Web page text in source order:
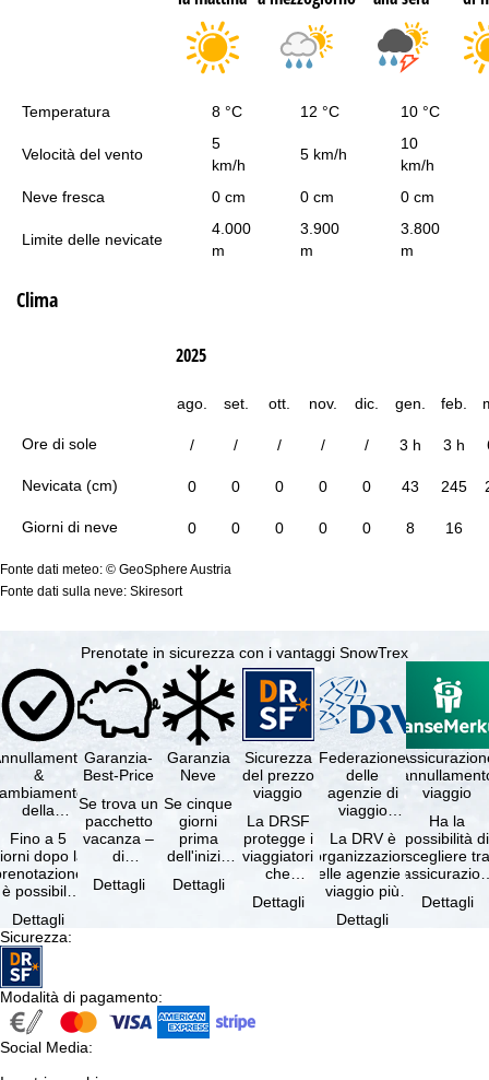
Temperatura 8 °C 12 °C 10 °C
Velocità del vento
5
km/h
5 km/h
10
km/h
Neve fresca
0 cm 0 cm 0 cm
Limite delle nevicate
4.000
m
3.900
m
3.800
m
Clima
Ore di sole
Nevicata (cm)
Giorni di neve
2025
ago. set. ott. nov. dic. gen. feb.
/ / / / / 3 h 3 h
0 0 0 0 0 43 245
0 0 0 0 0 8 16
Fonte dati meteo: © GeoSphere Austria
Fonte dati sulla neve: Skiresort
Prenotate in sicurezza con i vantaggi SnowTrex
&
della
gratuiti
Fino a 5
dopo la
è possibile
il …
Dettagli
Garanzia-
Best-Price
Se trova un
pacchetto
vacanza –
di
e servizi
Dettagli
Garanzia
Neve
Se cinque
giorni
prima
dell'inizio
soggiorno
Dettagli
Sicurezza
del prezzo
viaggio
La DRSF
protegge i
viaggiatori
che
un
Dettagli
Federazione
delle
agenzie di
viaggio
La DRV è
l'organizzazione
delle agenzie di
viaggio più
Germania.
Dettagli
viaggio
Ha la
possibilità di
scegliere tra
viaggio
Dettagli
Sicurezza:
Modalità di pagamento:
Social Media: